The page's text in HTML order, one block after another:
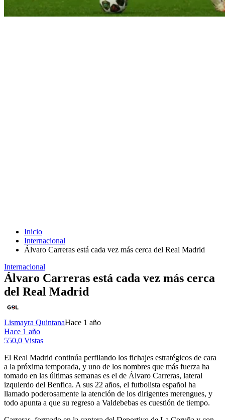
Inicio
Internacional
Álvaro Carreras está cada vez más cerca del Real Madrid
Internacional
Álvaro Carreras está cada vez más cerca
del Real Madrid
Lismayra QuintanaHace 1 año
Hace 1 año
550,0 Vistas
El Real Madrid continúa perfilando los fichajes estratégicos de cara
a la próxima temporada, y uno de los nombres que más fuerza ha
tomado en las últimas semanas es el de Álvaro Carreras, lateral
izquierdo del Benfica. A sus 22 años, el futbolista español ha
llamado poderosamente la atención de los dirigentes merengues, y
todo apunta a que su regreso a Valdebebas es cuestión de tiempo.